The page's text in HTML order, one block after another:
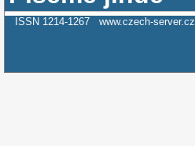
ISSN 1214-1267 www.czech-server.cz